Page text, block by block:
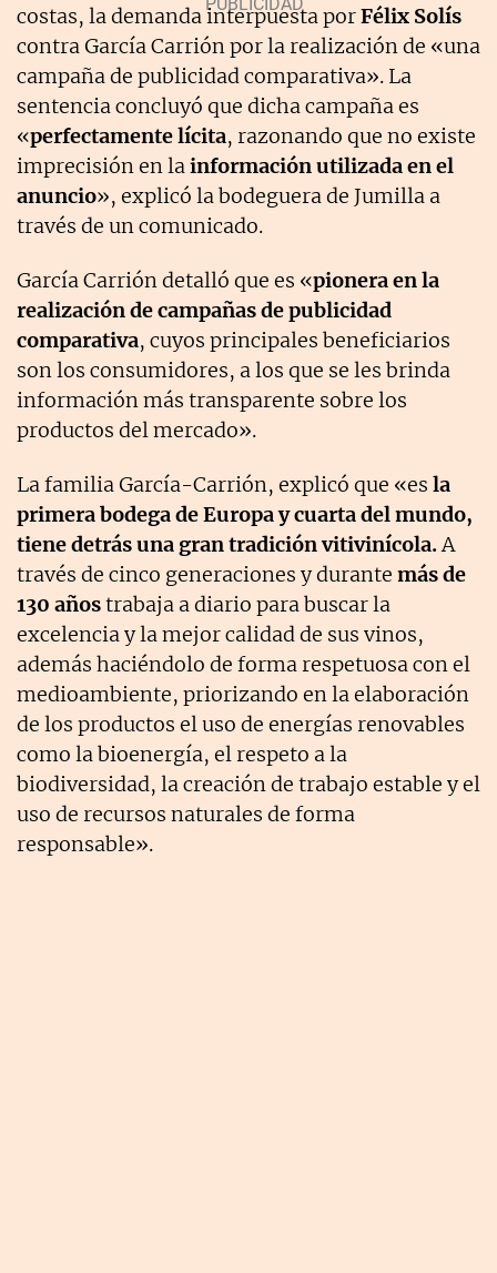
costas, la demanda interpuesta porFélix Solís
contra García Carrión por la realización de «una
campaña de publicidad comparativa». La
sentencia concluyó que dicha campaña es
«perfectamente lícita, razonando que no existe
imprecisión en lainformación utilizada en el
anuncio», explicó la bodeguera de Jumilla a
través de un comunicado.
García Carrión detalló que es «pionera en la
realización de campañas de publicidad
comparativa, cuyos principales beneficiarios
son los consumidores, a los que se les brinda
información más transparente sobre los
productos del mercado».
La familia García-Carrión, explicó que «es la
primera bodega de Europa y cuarta del mundo,
tiene detrás una gran tradición vitivinícola.A
través de cinco generaciones y durante más de
130 añostrabaja a diario para buscar la
excelencia y la mejor calidad de sus vinos,
además haciéndolo de forma respetuosa con el
medioambiente, priorizando en la elaboración
de los productos el uso de energías renovables
como la bioenergía, el respeto a la
biodiversidad, la creación de trabajo estable y el
uso de recursos naturales de forma
responsable».